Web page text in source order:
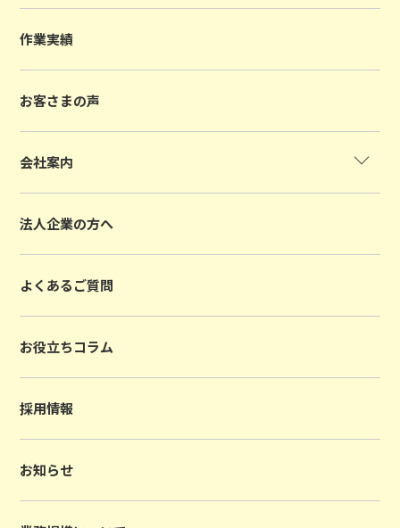
作業実績
お客さまの声
会社案内
法人企業の方へ
よくあるご質問
お役立ちコラム
採用情報
お知らせ